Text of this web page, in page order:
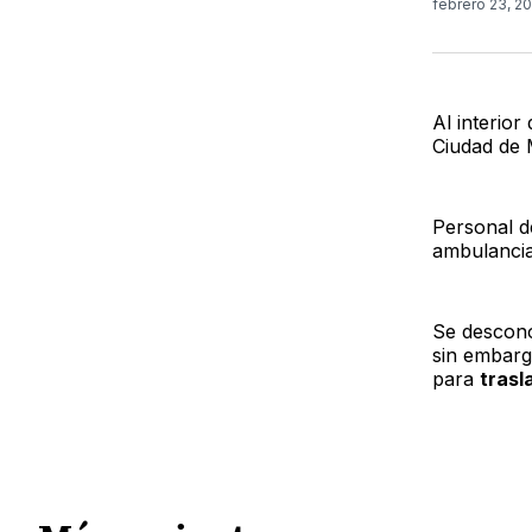
febrero 23,
Al interior
Ciudad de
Personal
Se
sin
para